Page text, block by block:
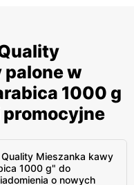
w
1000 g
Mieszanka kawy
1000 g" do
o nowych